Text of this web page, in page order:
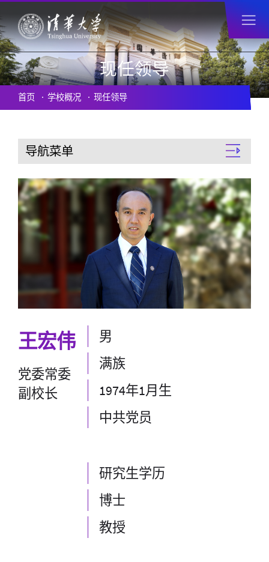
现任领导
首页 学校概况 现任领导
导航菜单
王宏伟
党委常委
副校长
男
满族
1974年1月生
中共党员
研究生学历
博士
教授